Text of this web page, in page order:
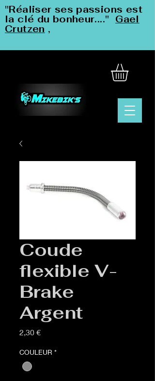
"Réaliser ses passions est
la clé du bonheur...." Gael
Crutzen ,
Coude
flexible V-
Brake
Argent
2,30 €Prix
COULEUR *